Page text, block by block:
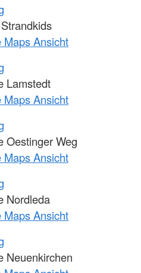
Maps Ansicht
Lamstedt
Maps Ansicht
Oestinger Weg
Maps Ansicht
Nordleda
Maps Ansicht
Neuenkirchen